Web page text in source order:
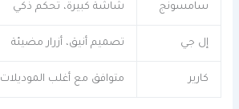
سامسونج شاشة كبيرة، تحكم ذكي
إل جي تصميم أنيق، أزرار مضيئة
كارير متوافق مع أغلب الموديلات